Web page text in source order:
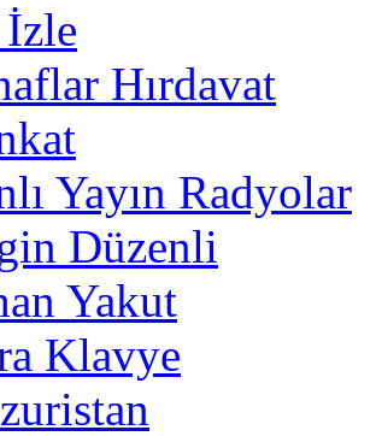
Hırdavat
Yayın Radyolar
Düzenli
Yakut
Klavye